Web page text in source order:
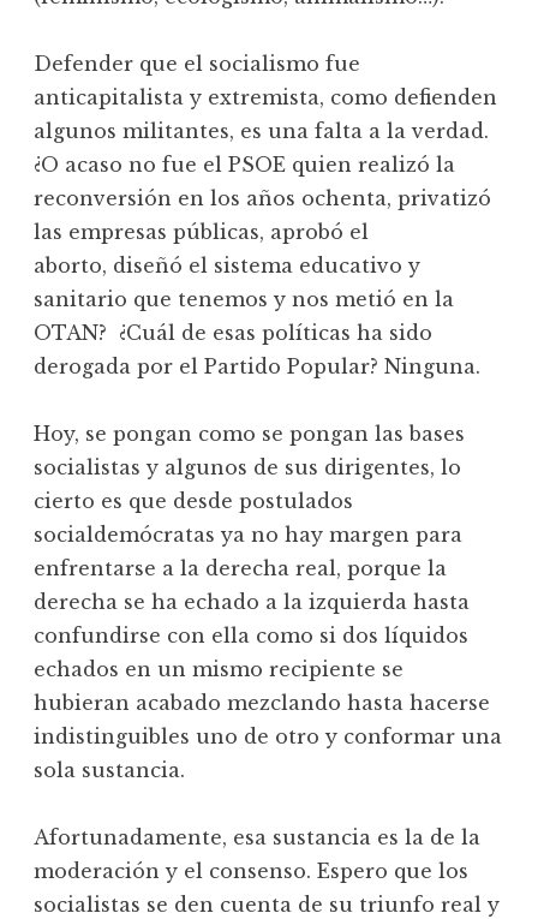
Defender que el socialismo fue
anticapitalista y extremista, como defienden
algunos militantes, es una falta a la verdad.
¿O acaso no fue el PSOE quien realizó la
reconversión en los años ochenta, privatizó
las empresas públicas, aprobó el
aborto, diseñó el sistema educativo y
sanitario que tenemos y nos metió en la
OTAN? ¿Cuál de esas políticas ha sido
derogada por el Partido Popular? Ninguna.
Hoy, se pongan como se pongan las bases
socialistas y algunos de sus dirigentes, lo
cierto es que desde postulados
socialdemócratas ya no hay margen para
enfrentarse a la derecha real, porque la
derecha se ha echado a la izquierda hasta
confundirse con ella como si dos líquidos
echados en un mismo recipiente se
hubieran acabado mezclando hasta hacerse
indistinguibles uno de otro y conformar una
sola sustancia.
Afortunadamente, esa sustancia es la de la
moderación y el consenso. Espero que los
socialistas se den cuenta de su triunfo real y